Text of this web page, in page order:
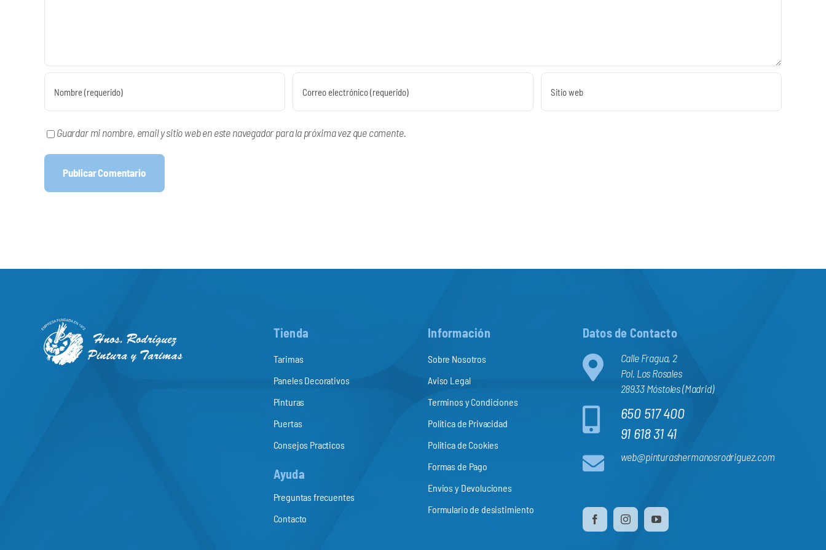
Guardar mi nombre, email y sitio web en este navegador para la próxima vez que comente.
Tienda
Tarimas
Paneles Decorativos
Pinturas
Puertas
Consejos Practicos
Ayuda
Preguntas frecuentes
Contacto
Información
Sobre Nosotros
Aviso Legal
Terminos y Condiciones
Politica de Privacidad
Politica de Cookies
Formas de Pago
Envios y Devoluciones
Formulario de desistimiento
Datos de Contacto
Calle Fragua, 2
Pol. Los Rosales
28933 Móstoles (Madrid)
650 517 400
91 618 31 41
web@pinturashermanosrodriguez.com